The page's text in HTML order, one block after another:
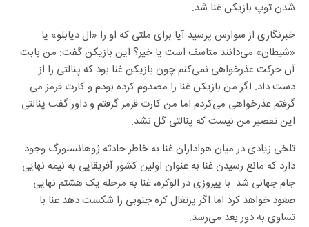
شدن توپ بازیکن غنا شد.
خبرنگاری از سوارس پرسید آیا برای ملتی که او را «ال دیابلو» یا
«شیطان» می‌دانند متاسف است یا خیر؟ این بازیکن گفت: من بابت
آن حرکت عذرخواهی نمی‌کنم چون بازیکن غنا بود که پنالتی را از
دست داد. اگر من بازیکن غنا را مصدوم کرده بودم و کارت قرمز می
گرفتم عذرخواهی می‌کردم اما من کارت قرمز گرفتم و داور گفت پنالتی.
این تقصیر من نیست که پنالتی گل نشد.
تلخی زیادی در میان هواداران غنا به خاطر حادثه ژوهانسبورگ وجود
دارد که مانع رسیدن غنا به عنوان اولین کشور آفریقایی به نیمه نهایی
جام جهانی شد. با پیروزی در الوکره، غنا به مرحله یک هشتم نهایی
صعود خواهد کرد اما اگر پرتغال کره جنوبی را شکست دهد غنا با
تساوی به دور بعد می‌رسد.